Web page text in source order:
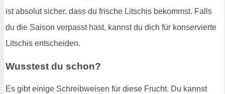
ist absolut sicher, dass du frische Litschis bekommst. Falls
du die Saison verpasst hast, kannst du dich für konservierte
Litschis entscheiden.
Wusstest du schon?
Es gibt einige Schreibweisen für diese Frucht. Du kannst